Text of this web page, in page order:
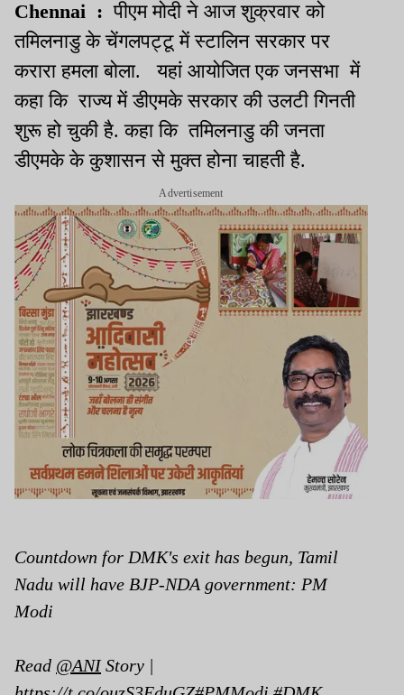
Chennai : पीएम मोदी ने आज शुक्रवार को
तमिलनाडु के चेंगलपट्टू में स्टालिन सरकार पर
करारा हमला बोला. यहां आयोजित एक जनसभा में
कहा कि राज्य में डीएमके सरकार की उलटी गिनती
शुरू हो चुकी है. कहा कि तमिलनाडु की जनता
डीएमके के कुशासन से मुक्त होना चाहती है.
Advertisement
Countdown for DMK's exit has begun, Tamil
Nadu will have BJP-NDA government: PM
Modi
Read @ANIStory |